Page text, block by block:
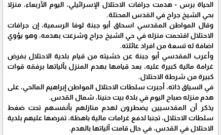
الحياة برس - هدمت جرافات الاحتلال الإسرائيلي، اليوم الأربعاء، منزلا
بحي الشيخ جراح في القدس المحتلة.
وقال المواطن المقدسي اسحاق أبو جبنة لوفا الرسمية، إن جرافات
الاحتلال اقتحمت منزله في حي الشيخ جراح وشرعت بهدمه، وهو يؤوي
اضافة له تسعة من افراد عائلته.
وأعرب المقدسي أبو جبنة عن خشيته من قيام بلدية الاحتلال بفرض
غرامة مالية كبيرة عليه، بعد قيامها بهدم المنزل بآلياتها برفقه قوات
كبيرة من شرطة الاحتلال.
في السياق ذاته، أجبرت سلطات الاحتلال المواطن إبراهيم المالحي، على
هدم منزله صباح اليوم في بلدة بيت حنينا، شمال القدس.
يذكر أن المقدسيين يضطرون لهدم منازلهم بأنفسهم تحت ضغط
سلطات الاحتلال، تجنبا لدفع غرامات مالية باهظة، تفرضها عليهم بلدية
الاحتلال في القدس، في حال قامت آلياتها بالهدم.